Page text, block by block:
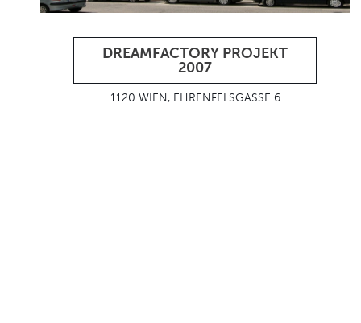
DREAMFACTORY PROJEKT
2007
1120 WIEN, EHRENFELSGASSE 6